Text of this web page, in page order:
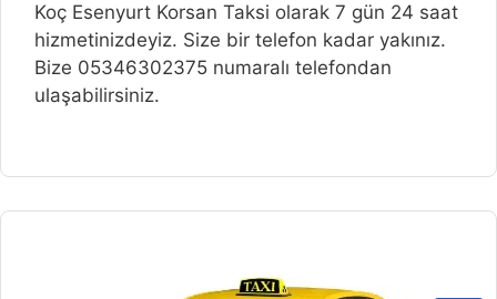
Koç Esenyurt Korsan Taksi olarak 7 gün 24 saat
hizmetinizdeyiz. Size bir telefon kadar yakınız.
Bize 05346302375 numaralı telefondan
ulaşabilirsiniz.